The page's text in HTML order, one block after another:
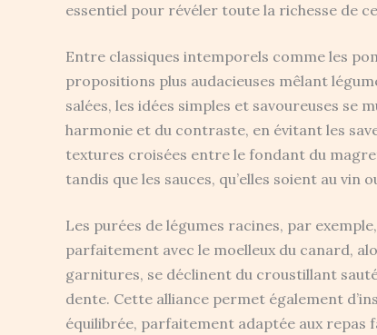
essentiel pour révéler toute la richesse de
Entre classiques intemporels comme les
propositions plus audacieuses mêlant
salées, les idées simples et savoureuses se
harmonie et du contraste, en évitant les
textures croisées entre le fondant du
tandis que les sauces, qu’elles soient au
Les purées de légumes racines, par
parfaitement avec le moelleux du canard,
garnitures, se déclinent du croustillant
dente. Cette alliance permet également
équilibrée, parfaitement adaptée aux repas